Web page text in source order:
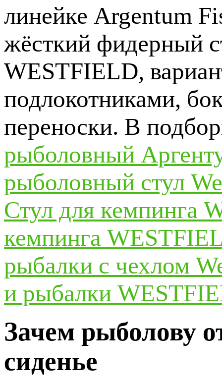
линейке Argentum
жёсткий фидерный
WESTFIELD,
подлокотниками,
переноски. В
рыболовный
рыболовный стул
Стул для кемпинга
кемпинга
рыбалки с чехлом
и рыбалки
Зачем рыболову
сиденье